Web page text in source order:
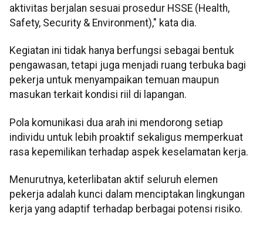
aktivitas berjalan sesuai prosedur HSSE (Health,
Safety, Security & Environment)," kata dia.
Kegiatan ini tidak hanya berfungsi sebagai bentuk
pengawasan, tetapi juga menjadi ruang terbuka bagi
pekerja untuk menyampaikan temuan maupun
masukan terkait kondisi riil di lapangan.
Pola komunikasi dua arah ini mendorong setiap
individu untuk lebih proaktif sekaligus memperkuat
rasa kepemilikan terhadap aspek keselamatan kerja.
Menurutnya, keterlibatan aktif seluruh elemen
pekerja adalah kunci dalam menciptakan lingkungan
kerja yang adaptif terhadap berbagai potensi risiko.